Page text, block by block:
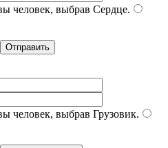
человек, выбрав Сердце.
человек, выбрав Грузовик.